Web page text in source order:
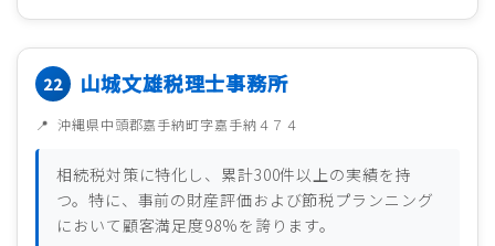
山城文雄税理士事務所
沖縄県中頭郡嘉手納町字嘉手納４７４
相続税対策に特化し、累計300件以上の実績を持
つ。特に、事前の財産評価および節税プランニング
において顧客満足度98%を誇ります。